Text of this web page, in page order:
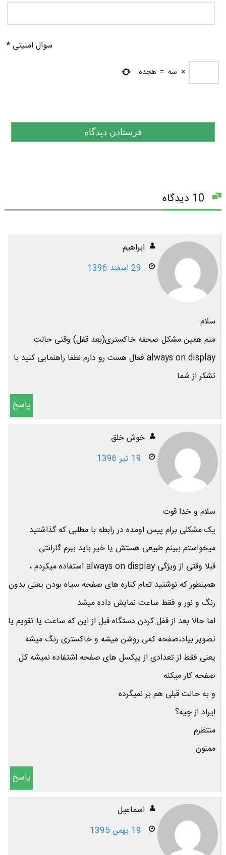
سوال امنیتی *
× سه = هجده
ابراهیم
29 اسفند 1396
سلام
منم همین مشکل صحفه خاکستری(بعد قفل) وقتی حالت
always on display فعال هست رو دارم.لطفا راهنمایی کنید با
تشکر از شما
پاسخ
خوش خلق
19 تیر 1396
سلام و خدا قوت
یک مشکلی برام پیس اومده در رابطه با مطلبی که گذاشتید
میخواستم ببینم طبیعی هستش یا خیر باید ببرم گارانتی
قبلا وقتی از ویژگی always on display استفاده میکردم ،
همینطور که نوشتید تمام کناره های صفحه سیاه بودن یعنی بدون
رنگ و نور و فقط ساعت نمایش داده میشد
اما حالا بعد از قفل کردن دستگاه قبل از این که ساعت یا تقویم یا
تصویر بیاد،صفحه کمی روشن میشه و خاکستری رنگ میشه
یعنی فقط از تعدادی از پیکسل های صفحه اشتفاده نمیشه کل
صفحه کار میکنه
و به حالت قبلی هم بر نمیگرده
ایراد از چیه؟
منتظرم
ممنون
پاسخ
اسماعیل
19 بهمن 1395